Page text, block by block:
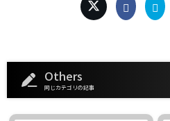
Others
同じカテゴリの記事